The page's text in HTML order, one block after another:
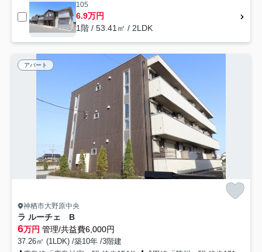
105
6.9万円
1階 / 53.41㎡ / 2LDK
アパート
神栖市大野原中央
ラ ルーチェ B
6万円 管理/共益費6,000円
37.26㎡ (1LDK) /築10年 /3階建